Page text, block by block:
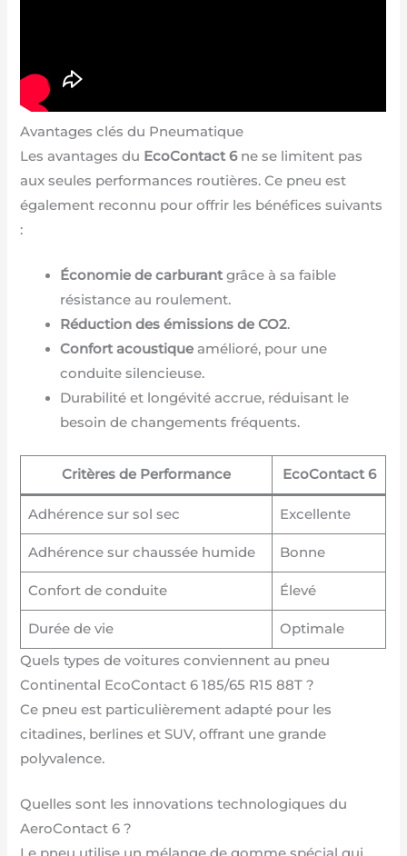
Avantages clés du Pneumatique
Les avantages du EcoContact 6ne se limitent pas
aux seules performances routières. Ce pneu est
également reconnu pour offrir les bénéfices suivants
:
Économie de carburantgrâce à sa faible
résistance au roulement.
Réduction des émissions de CO2.
Confort acoustique amélioré, pour une
conduite silencieuse.
Durabilité et longévité accrue, réduisant le
besoin de changements fréquents.
Critères de Performance EcoContact 6
Adhérence sur sol sec Excellente
Adhérence sur chaussée humide Bonne
Confort de conduite Élevé
Durée de vie
Optimale
Quels types de voitures conviennent au pneu
Continental EcoContact 6 185/65 R15 88T ?
Ce pneu est particulièrement adapté pour les
citadines, berlines et SUV, offrant une grande
polyvalence.
Quelles sont les innovations technologiques du
AeroContact 6 ?